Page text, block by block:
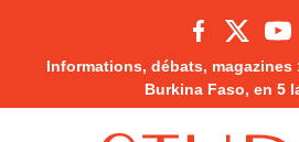
Informations, débats, magazines
Burkina Faso, en 5